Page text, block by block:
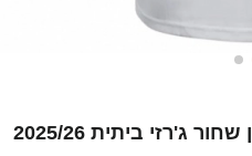
נשים Yalcin Polat #11 לבן שחור ג'רזי ביתית 2025/26